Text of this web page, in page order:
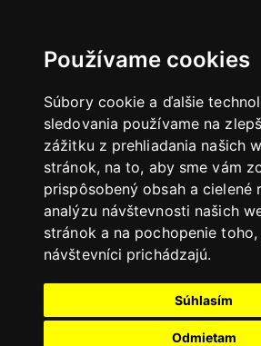
Používame cookies
Súbory cookie a ďalšie
sledovania používame na
zážitku z prehliadania našich
stránok, na to, aby sme vám
prispôsobený obsah a cielené
analýzu návštevnosti našich
stránok a na pochopenie
návštevníci prichádzajú.
Súhlasím
Odmietam